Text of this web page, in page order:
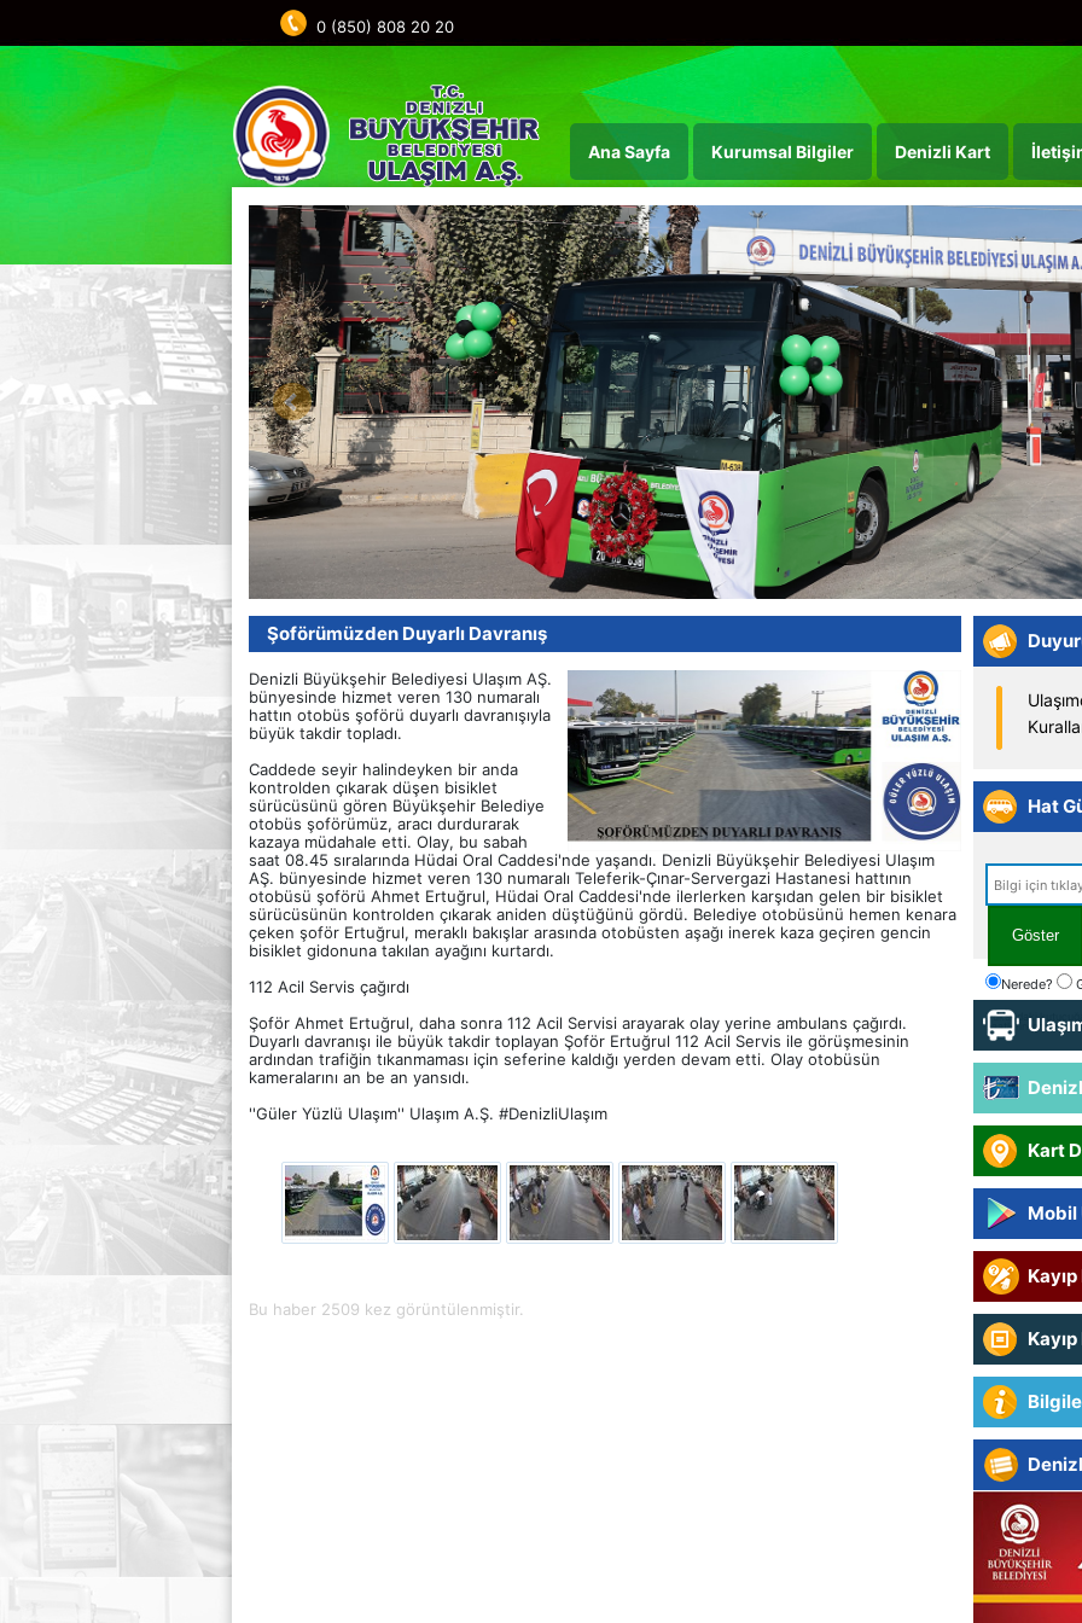
0 (850) 808 20 20
Ana Sayfa Kurumsal Bilgiler Denizli Kart
Şoförümüzden Duyarlı Davranış
Denizli Büyükşehir Belediyesi Ulaşım AŞ.
bünyesinde hizmet veren 130 numaralı
hattın otobüs şoförü duyarlı davranışıyla
büyük takdir topladı.
Caddede seyir halindeyken bir anda
kontrolden çıkarak düşen bisiklet
sürücüsünü gören Büyükşehir Belediye
otobüs şoförümüz, aracı durdurarak
kazaya müdahale etti. Olay, bu sabah
saat 08.45 sıralarında Hüdai Oral Caddesi'nde yaşandı. Denizli Büyükşehir Belediyesi Ulaşım
AŞ. bünyesinde hizmet veren 130 numaralı Teleferik-Çınar-Servergazi Hastanesi hattının
otobüsü şoförü Ahmet Ertuğrul, Hüdai Oral Caddesi'nde ilerlerken karşıdan gelen bir bisiklet
sürücüsünün kontrolden çıkarak aniden düştüğünü gördü. Belediye otobüsünü hemen kenara
çeken şoför Ertuğrul, meraklı bakışlar arasında otobüsten aşağı inerek kaza geçiren gencin
bisiklet gidonuna takılan ayağını kurtardı.
112 Acil Servis çağırdı
Şoför Ahmet Ertuğrul, daha sonra 112 Acil Servisi arayarak olay yerine ambulans çağırdı.
Duyarlı davranışı ile büyük takdir toplayan Şoför Ertuğrul 112 Acil Servis ile görüşmesinin
ardından trafiğin tıkanmaması için seferine kaldığı yerden devam etti. Olay otobüsün
kameralarını an be an yansıdı.
''Güler Yüzlü Ulaşım'' Ulaşım A.Ş. #DenizliUlaşım
Bu haber 2509 kez görüntülenmiştir.
Hat
Göster
Nerede?
Yukarıdaki
saatlerini
Kart
Mobil